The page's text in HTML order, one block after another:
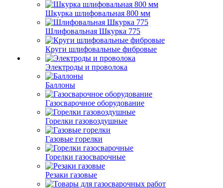
Шкурка шлифовальная 800 мм
Шлифовальная Шкурка 775
Круги шлифовальные фибровые
Электроды и проволока
Баллоны
Газосварочное оборудование
Горелки газовоздушные
Газовые горелки
Горелки газосварочные
Резаки газовые